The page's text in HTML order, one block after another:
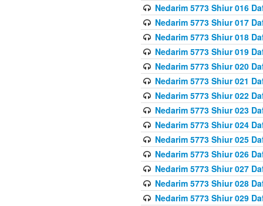
Nedarim 5773 Shiur 016
Nedarim 5773 Shiur 017
Nedarim 5773 Shiur 018
Nedarim 5773 Shiur 019
Nedarim 5773 Shiur 020
Nedarim 5773 Shiur 021
Nedarim 5773 Shiur 022
Nedarim 5773 Shiur 023
Nedarim 5773 Shiur 024
Nedarim 5773 Shiur 025
Nedarim 5773 Shiur 026
Nedarim 5773 Shiur 027
Nedarim 5773 Shiur 028
Nedarim 5773 Shiur 029